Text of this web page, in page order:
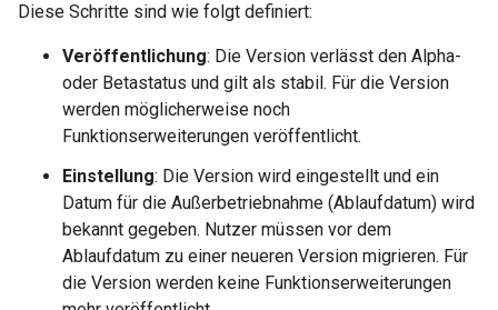
Diese Schritte sind wie folgt definiert:
Veröffentlichung: Die Version verlässt den Alpha-
oder Betastatus und gilt als stabil. Für die Version
werden möglicherweise noch
Funktionserweiterungen veröffentlicht.
Einstellung: Die Version wird eingestellt und ein
Datum für die Außerbetriebnahme (Ablaufdatum) wird
bekannt gegeben. Nutzer müssen vor dem
Ablaufdatum zu einer neueren Version migrieren. Für
die Version werden keine Funktionserweiterungen